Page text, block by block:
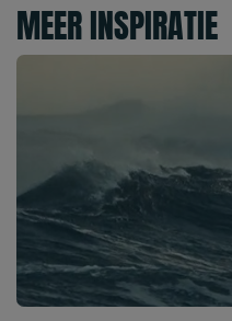
MEER INSPIRATIE